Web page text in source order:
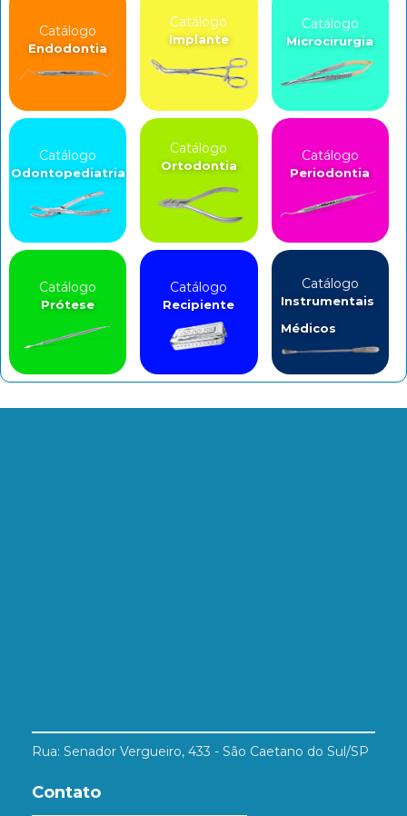
Catálogo
Endodontia
Catálogo
Implante
Catálogo
Microcirurgia
Catálogo
Odontopediatria
Catálogo
Ortodontia
Catálogo
Periodontia
Catálogo
Prótese
Catálogo
Recipiente
Catálogo
Instrumentais
Médicos
Rua: Senador Vergueiro, 433 - São Caetano do Sul/SP
Contato